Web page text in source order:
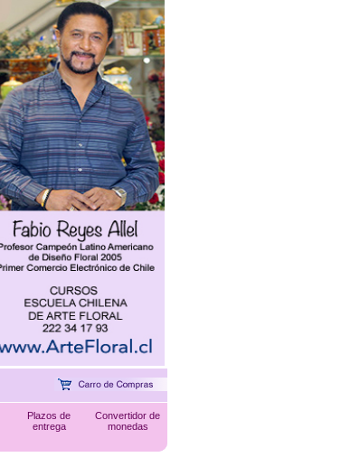
Plazos de
entrega
Convertidor de
monedas